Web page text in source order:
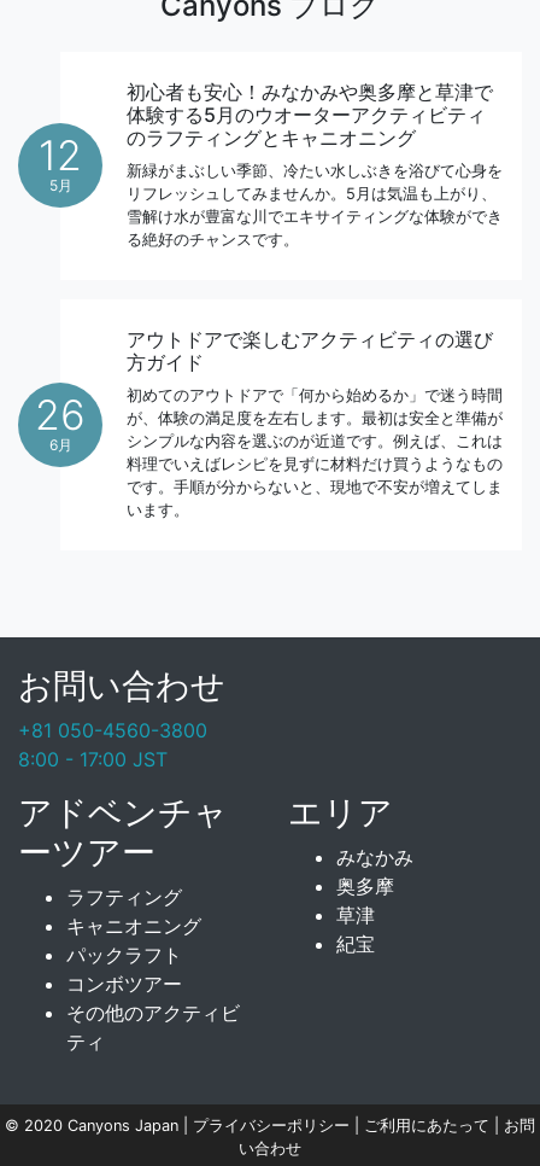
12
5月
初心者も安心！みなかみや奥多摩と草津で
体験する5月のウオーターアクティビティ
のラフティングとキャニオニング
新緑がまぶしい季節、冷たい水しぶきを浴びて心身を
リフレッシュしてみませんか。5月は気温も上がり、
雪解け水が豊富な川でエキサイティングな体験ができ
る絶好のチャンスです。
26
6月
アウトドアで楽しむアクティビティの選び
方ガイド
初めてのアウトドアで「何から始めるか」で迷う時間
が、体験の満足度を左右します。最初は安全と準備が
シンプルな内容を選ぶのが近道です。例えば、これは
料理でいえばレシピを見ずに材料だけ買うようなもの
です。手順が分からないと、現地で不安が増えてしま
います。
お問い合わせ
+81 050-4560-3800
8:00 - 17:00 JST
アドベンチャ
ーツアー
ラフティング
キャニオニング
パックラフト
コンボツアー
その他のアクティビ
ティ
エリア
みなかみ
奥多摩
草津
紀宝
© 2020 Canyons Japan プライバシーポリシー ご利用にあたって
お問
い合わせ